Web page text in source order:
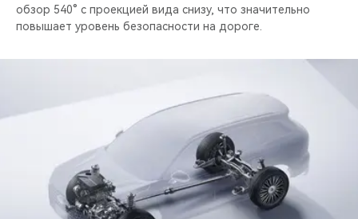
обзор 540° с проекцией вида снизу, что значительно
повышает уровень безопасности на дороге.